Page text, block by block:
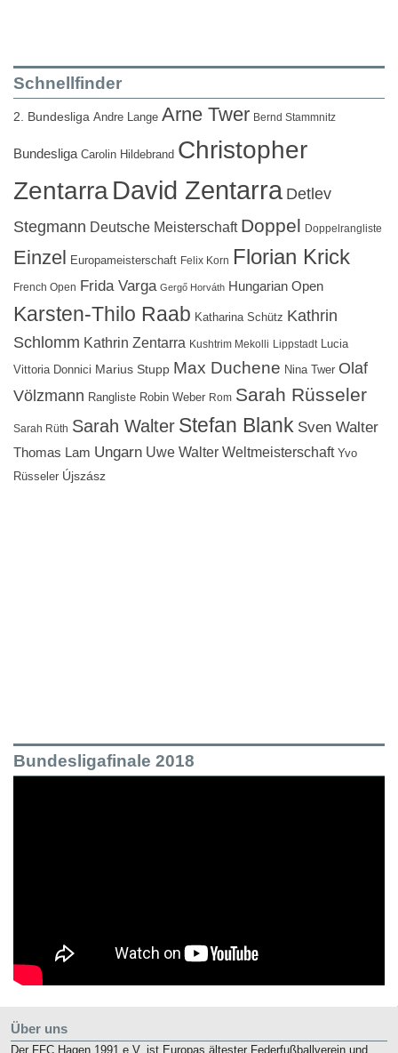
Schnellfinder
2. Bundesliga Andre Lange Arne Twer Bernd Stammnitz
Bundesliga Carolin Hildebrand Christopher
ZentarraDavid Zentarra Detlev
Stegmann Deutsche Meisterschaft Doppel Doppelrangliste
Einzel Europameisterschaft Felix Korn Florian Krick
French Open Frida Varga Gergő Horváth Hungarian Open
Karsten-Thilo Raab Katharina Schütz Kathrin
Schlomm Kathrin Zentarra Kushtrim Mekolli Lippstadt
Lucia
Vittoria Donnici Marius Stupp Max Duchene Nina Twer Olaf
Völzmann Rangliste Robin Weber Rom Sarah Rüsseler
Sarah Rüth Sarah Walter Stefan Blank Sven Walter
Thomas Lam Ungarn Uwe Walter Weltmeisterschaft Yvo
Rüsseler Újszász
Bundesligafinale 2018
Über uns
Der FFC Hagen 1991 e.V. ist Europas ältester Federfußballverein und